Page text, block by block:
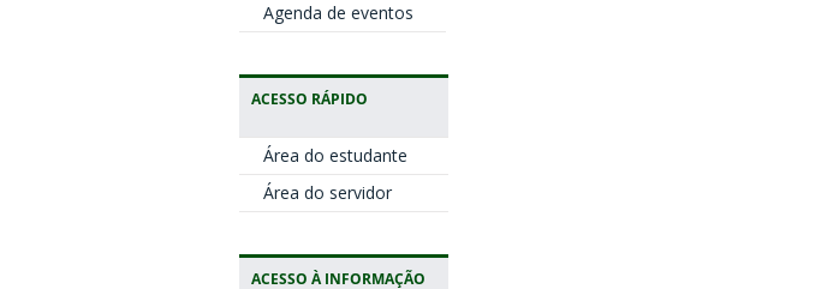
Agenda de eventos
ACESSO RÁPIDO
Área do estudante
Área do servidor
ACESSO À INFORMAÇÃO